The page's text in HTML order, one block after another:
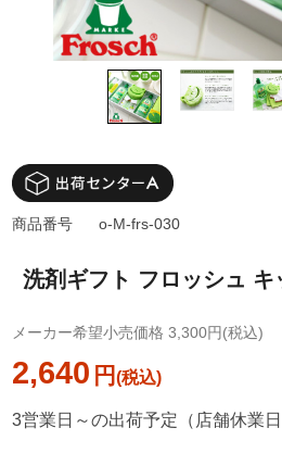
洗剤ギフト フロッシュ キ
メーカー希望小売価格 3,300円(税込)
2,640 円
商品番号 o-M-frs-030
3営業日～の出荷予定（店舗休業日